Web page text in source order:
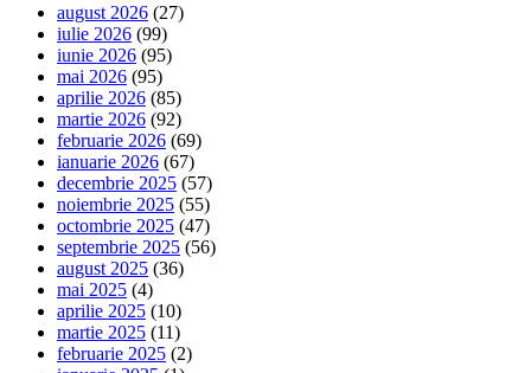
august 2026 (27)
iulie 2026 (99)
iunie 2026 (95)
mai 2026 (95)
aprilie 2026 (85)
martie 2026 (92)
februarie 2026 (69)
ianuarie 2026 (67)
decembrie 2025 (57)
noiembrie 2025 (55)
octombrie 2025 (47)
septembrie 2025 (56)
august 2025 (36)
mai 2025 (4)
aprilie 2025 (10)
martie 2025 (11)
februarie 2025 (2)